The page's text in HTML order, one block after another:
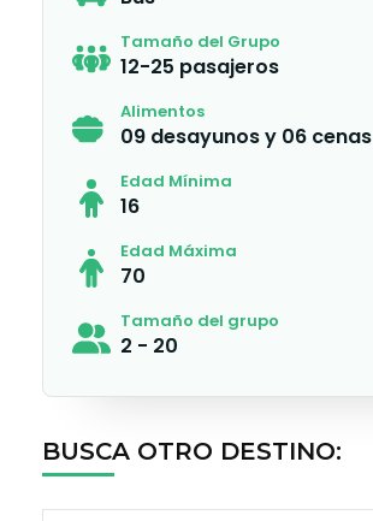
Tamaño del Grupo
12-25 pasajeros
Alimentos
09 desayunos y 06 cenas
Edad Mínima
16
Edad Máxima
70
Tamaño del grupo
2 - 20
BUSCA OTRO DESTINO: